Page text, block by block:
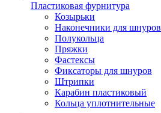
Пластиковая фурнитура
Козырьки
Наконечники для шнуров
Полукольца
Пряжки
Фастексы
Фиксаторы для шнуров
Штрипки
Карабин пластиковый
Кольца уплотнительные